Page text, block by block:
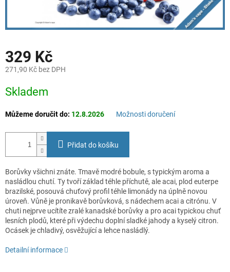
329 Kč
271,90 Kč bez DPH
cena:
Skladem
Můžeme doručit do: 12.8.2026 Možnosti doručení
Přidat do košíku
Borůvky všichni znáte. Tmavě modré bobule, s typickým aroma a
nasládlou chutí. Ty tvoří základ téhle příchutě, ale acai, plod euterpe
brazilské, posouvá chuťový profil téhle limonády na úplně novou
úroveň. Vůně je pronikavě borůvková, s nádechem acai a citrónu. V
chuti nejprve ucítíte zralé kanadské borůvky a pro acai typickou chuť
lesních plodů, které při výdechu doplní sladké jahody a kyselý citron.
Ocásek je chladivý, osvěžující a lehce nasládlý.
Detailní informace